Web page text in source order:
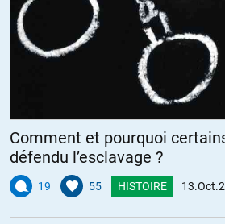
Comment et pourquoi
défendu l’esclavage ?
19 55 HISTOIRE